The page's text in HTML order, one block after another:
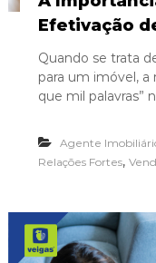
Efetivação
Quando se trata
para um imóvel,
que mil palavras”
Agente
Relações Fortes,